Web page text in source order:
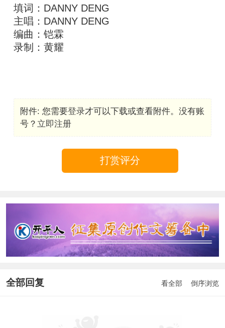
填词：DANNY DENG
主唱：DANNY DENG
编曲：铠霖
录制：黄耀
附件: 您需要登录才可以下载或查看附件。没有账
号？ 立即注册
打赏评分
全部回复 看全部 倒序浏览